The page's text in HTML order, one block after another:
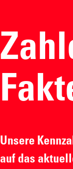
Unsere
auf das